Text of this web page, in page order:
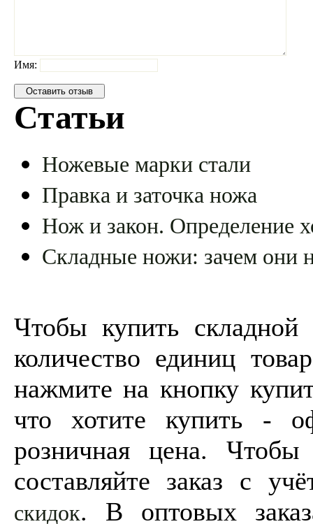
Имя:
Статьи
Ножевые марки стали
Правка и заточка ножа
Нож и закон. Определение
Складные ножи: зачем они
Чтобы купить складной
количество единиц
нажмите на кнопку
что хотите купить -
розничная цена.
составляйте заказ с
скидок. В оптовых